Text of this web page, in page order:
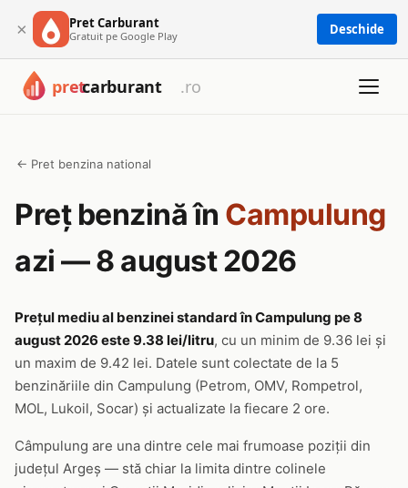
× Pret Carburant
Gratuit pe Google Play Deschide
← Pret benzina national
Preț benzină în Campulung
azi — 8 august 2026
Prețul mediu al benzinei standard în Campulung pe 8
august 2026 este 9.38 lei/litru, cu un minim de 9.36 lei și
un maxim de 9.42 lei. Datele sunt colectate de la 5
benzinăriile din Campulung (Petrom, OMV, Rompetrol,
MOL, Lukoil, Socar) și actualizate la fiecare 2 ore.
Câmpulung are una dintre cele mai frumoase poziții din
județul Argeș — stă chiar la limita dintre colinele